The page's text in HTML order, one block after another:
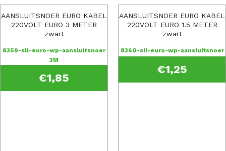
AANSLUITSNOER EURO KABEL
220VOLT EURO 3 METER
zwart
8359-sll-euro-wp-aansluitsnoer
3M
€1,85
AANSLUITSNOER EURO KABEL
220VOLT EURO 1.5 METER
zwart
8360-sll-euro-wp-aansluitsnoer
€1,25